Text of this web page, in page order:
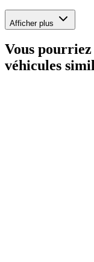
Afficher plus
Vous
véhicules